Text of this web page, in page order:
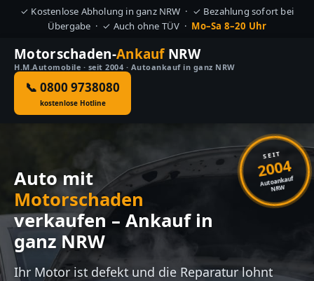
✓ Kostenlose Abholung in ganz NRW · ✓ Bezahlung sofort bei
Übergabe · ✓ Auch ohne TÜV · Mo–Sa 8–20 Uhr
Motorschaden-AnkaufNRW
H.M.Automobile · seit 2004 · Autoankauf in ganz NRW
📞 0800 9738080
kostenlose Hotline
SEIT
2004
Autoankauf
NRW
Auto mit
Motorschaden
verkaufen – Ankauf in
ganz NRW
Ihr Motor ist defekt und die Reparatur lohnt